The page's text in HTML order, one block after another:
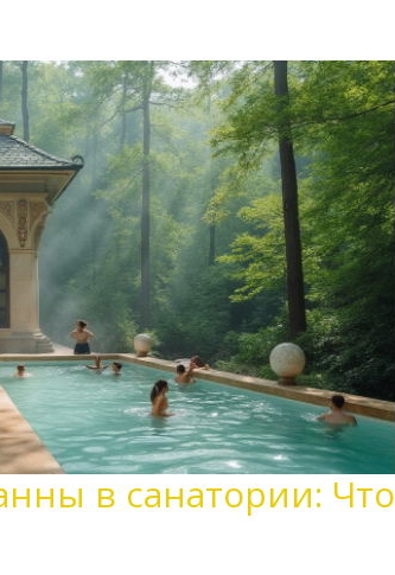
в санатории: Что